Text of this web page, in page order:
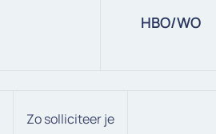
HBO/WO
Zo solliciteer je